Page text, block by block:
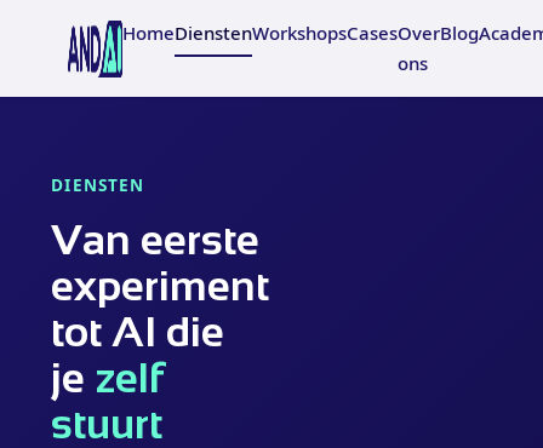
HomeDienstenWorkshopsCasesOver
ons
Blog
DIENSTEN
Van eerste
experiment
tot AI die
je zelf
stuurt